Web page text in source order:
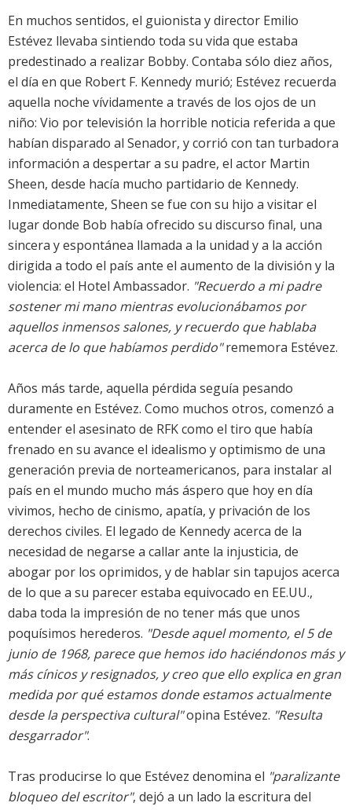
En muchos sentidos, el guionista y director Emilio
Estévez llevaba sintiendo toda su vida que estaba
predestinado a realizar Bobby. Contaba sólo diez años,
el día en que Robert F. Kennedy murió; Estévez recuerda
aquella noche vívidamente a través de los ojos de un
niño: Vio por televisión la horrible noticia referida a que
habían disparado al Senador, y corrió con tan turbadora
información a despertar a su padre, el actor Martin
Sheen, desde hacía mucho partidario de Kennedy.
Inmediatamente, Sheen se fue con su hijo a visitar el
lugar donde Bob había ofrecido su discurso final, una
sincera y espontánea llamada a la unidad y a la acción
dirigida a todo el país ante el aumento de la división y la
violencia: el Hotel Ambassador. "Recuerdo a mi padre
sostener mi mano mientras evolucionábamos por
aquellos inmensos salones, y recuerdo que hablaba
acerca de lo que habíamos perdido"rememora Estévez.
Años más tarde, aquella pérdida seguía pesando
duramente en Estévez. Como muchos otros, comenzó a
entender el asesinato de RFK como el tiro que había
frenado en su avance el idealismo y optimismo de una
generación previa de norteamericanos, para instalar al
país en el mundo mucho más áspero que hoy en día
vivimos, hecho de cinismo, apatía, y privación de los
derechos civiles. El legado de Kennedy acerca de la
necesidad de negarse a callar ante la injusticia, de
abogar por los oprimidos, y de hablar sin tapujos acerca
de lo que a su parecer estaba equivocado en EE.UU.,
daba toda la impresión de no tener más que unos
poquísimos herederos. "Desde aquel momento, el 5 de
junio de 1968, parece que hemos ido haciéndonos más y
más cínicos y resignados, y creo que ello explica en gran
medida por qué estamos donde estamos actualmente
desde la perspectiva cultural"opina Estévez. "Resulta
desgarrador".
Tras producirse lo que Estévez denomina el "paralizante
bloqueo del escritor", dejó a un lado la escritura del